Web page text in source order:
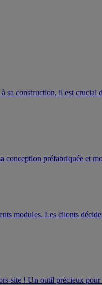
construction, il est crucial
préfabriquée et
modules. Les clients
site ! Un outil précieux pour